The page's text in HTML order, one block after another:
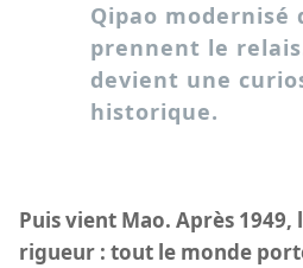
Qipao modernisé
prennent le
devient une
historique.
Puis vient Mao. Après
rigueur : tout le monde